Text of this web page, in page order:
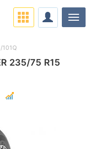
235/75 R15
101Q